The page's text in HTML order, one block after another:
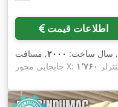
اطلاعات قیمت
, سال ساخت: ۲۰۰۰, مسافت
جابجایی محور X:
دور/دقیقه, تعداد محور:۳ ,